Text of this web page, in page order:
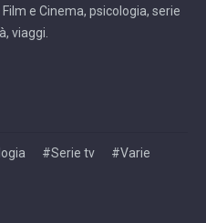
e Cinema, psicologia, serie
viaggi.
#Serie tv
#Varie